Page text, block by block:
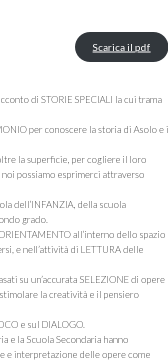
Scarica il pdf
di STORIE SPECIALI la cui trama
per conoscere la storia di Asolo e i
la superficie, per cogliere il loro
possiamo esprimerci attraverso
dell’INFANZIA, della scuola
grado.
all’interno dello spazio
e nell’attività di LETTURA delle
su un’accurata SELEZIONE di opere
la creatività e il pensiero
e sul DIALOGO.
e la Scuola Secondaria hanno
e interpretazione delle opere come